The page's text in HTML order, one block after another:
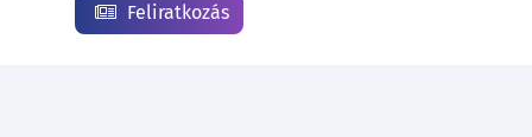
Feliratkozás